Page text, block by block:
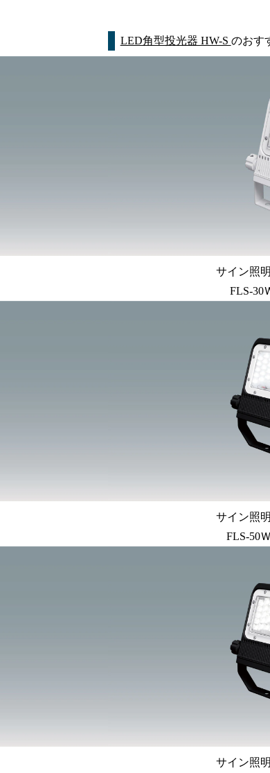
LED角型投光器 HW-S のおす
サイン照
FLS-30
サイン照
FLS-50
サイン照